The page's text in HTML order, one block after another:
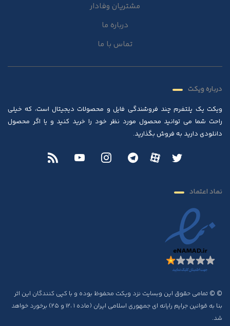
مشتریان وفادار
درباره ما
تماس با ما
درباره ویکت
ویکت یک پلتفرم چند فروشندگی فایل و محصولات دیجیتال است، که خیلی
راحت شما می توانید محصول مورد نظر خود را خرید کنید و یا اگر محصول
دانلودی دارید به فروش بگذارید.
نماد اعتماد
© © تمامی حقوق این وبسایت نزد ویکت محفوظ بوده و با کپی کنندگان این اثر
بنا به قوانین جرایم رایانه ای جمهوری اسلامی ایران (ماده ۱ ،۱۲ و ۲۵) برخورد خواهد
شد.